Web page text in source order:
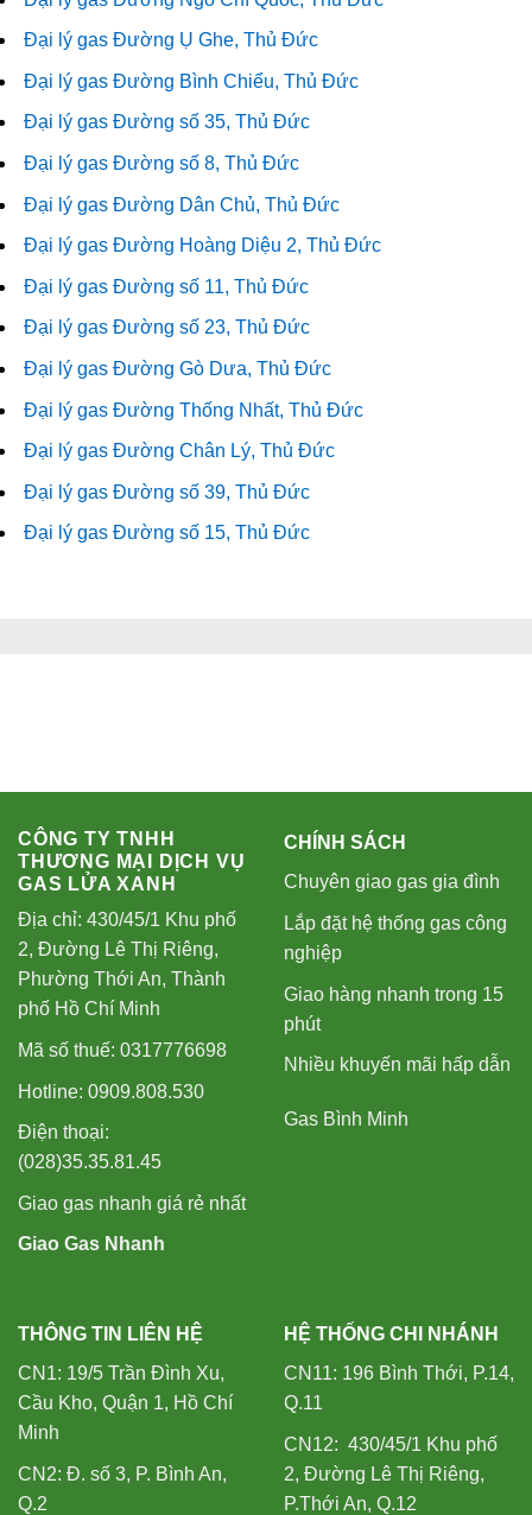
Đại lý gas Đường Ụ Ghe, Thủ Đức
Đại lý gas Đường Bình Chiểu, Thủ Đức
Đại lý gas Đường số 35, Thủ Đức
Đại lý gas Đường số 8, Thủ Đức
Đại lý gas Đường Dân Chủ, Thủ Đức
Đại lý gas Đường Hoàng Diệu 2, Thủ Đức
Đại lý gas Đường số 11, Thủ Đức
Đại lý gas Đường số 23, Thủ Đức
Đại lý gas Đường Gò Dưa, Thủ Đức
Đại lý gas Đường Thống Nhất, Thủ Đức
Đại lý gas Đường Chân Lý, Thủ Đức
Đại lý gas Đường số 39, Thủ Đức
Đại lý gas Đường số 15, Thủ Đức
CÔNG TY TNHH
THƯƠNG MẠI DỊCH VỤ
GAS LỬA XANH
Địa chỉ: 430/45/1 Khu phố
2, Đường Lê Thị Riêng,
Phường Thới An, Thành
phố Hồ Chí Minh
Mã số thuế: 0317776698
Hotline: 0909.808.530
Điện thoại:
(028)35.35.81.45
Giao gas nhanh giá rẻ nhất
Giao Gas Nhanh
CHÍNH SÁCH
Chuyên giao gas gia đình
Lắp đặt hệ thống gas công
nghiệp
Giao hàng nhanh trong 15
phút
Nhiều khuyến mãi hấp dẫn
Gas Bình Minh
THÔNG TIN LIÊN HỆ
CN1: 19/5 Trần Đình Xu,
Cầu Kho, Quận 1, Hồ Chí
Minh
CN2: Đ. số 3, P. Bình An,
Q.2
HỆ THỐNG CHI NHÁNH
CN11: 196 Bình Thới, P.14,
Q.11
CN12: 430/45/1 Khu phố
2, Đường Lê Thị Riêng,
P.Thới An, Q.12